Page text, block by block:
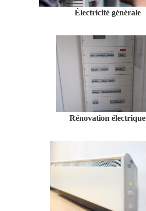
Électricité générale
Rénovation électrique